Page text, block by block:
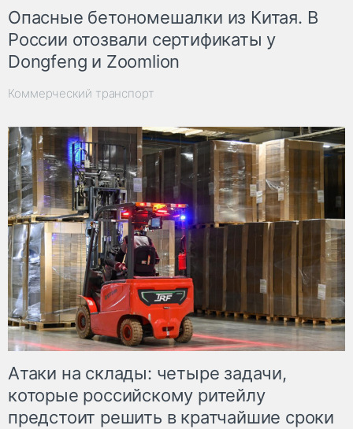
Опасные бетономешалки из Китая. В
России отозвали сертификаты у
Dongfeng и Zoomlion
Коммерческий транспорт
Атаки на склады: четыре задачи,
которые российскому ритейлу
предстоит решить в кратчайшие сроки